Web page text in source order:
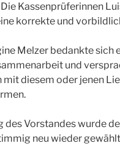
Kassenprüferinnen
korrekte und
Melzer bedankte sich
und
mit diesem oder jenen
des Vorstandes wurde
neu wieder